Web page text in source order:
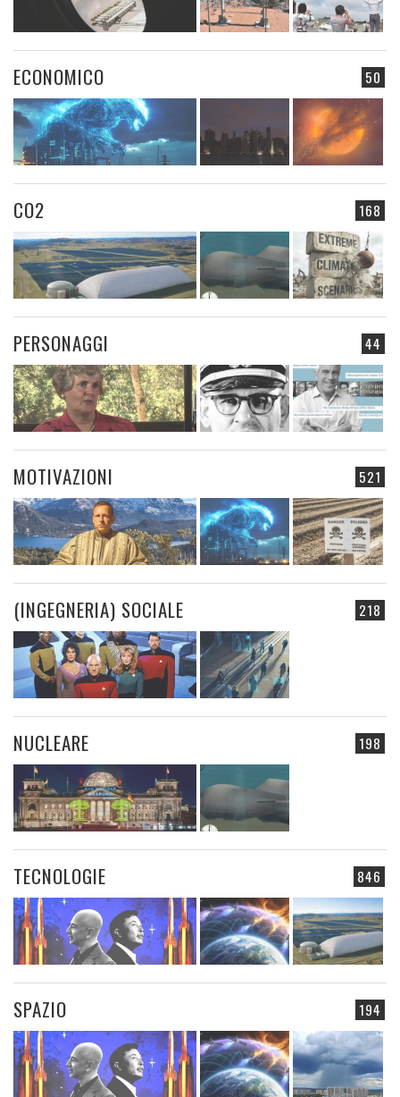
50
ECONOMICO
168
CO2
44
PERSONAGGI
521
MOTIVAZIONI
218
(INGEGNERIA) SOCIALE
198
NUCLEARE
846
TECNOLOGIE
194
SPAZIO